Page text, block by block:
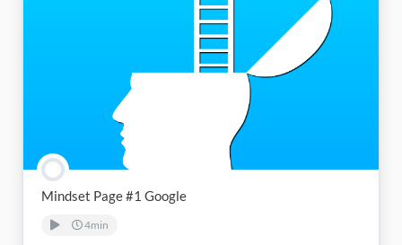
Mindset Page #1 Google
4min